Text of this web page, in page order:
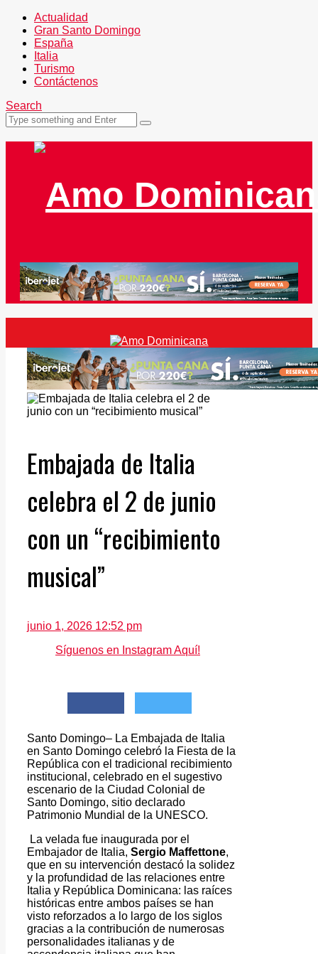
Actualidad
Gran Santo Domingo
España
Italia
Turismo
Contáctenos
Search
Embajada de Italia
celebra el 2 de junio
con un “recibimiento
musical”
junio 1, 2026 12:52 pm
Síguenos en Instagram Aquí!
Santo Domingo– La Embajada de Italia
en Santo Domingo celebró la Fiesta de la
República con el tradicional recibimiento
institucional, celebrado en el sugestivo
escenario de la Ciudad Colonial de
Santo Domingo, sitio declarado
Patrimonio Mundial de la UNESCO.
La velada fue inaugurada por el
Embajador de Italia, Sergio Maffettone,
que en su intervención destacó la solidez
y la profundidad de las relaciones entre
Italia y República Dominicana: las raíces
históricas entre ambos países se han
visto reforzados a lo largo de los siglos
gracias a la contribución de numerosas
personalidades italianas y de